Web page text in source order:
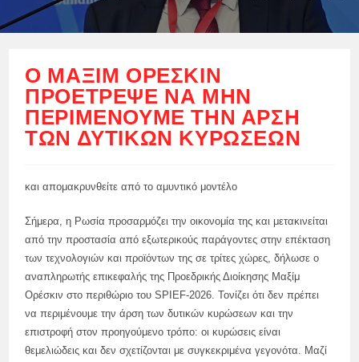
Ο ΜΑΞΊΜ ΟΡΈΣΚΙΝ
ΠΡΟΈΤΡΕΨΕ ΝΑ ΜΗΝ
ΠΕΡΙΜΈΝΟΥΜΕ ΤΗΝ ΆΡΣΗ
ΤΩΝ ΔΥΤΙΚΏΝ ΚΥΡΏΣΕΩΝ
και απομακρυνθείτε από το αμυντικό μοντέλο
Σήμερα, η Ρωσία προσαρμόζει την οικονομία της και μετακινείται
από την προστασία από εξωτερικούς παράγοντες στην επέκταση
των τεχνολογιών και προϊόντων της σε τρίτες χώρες, δήλωσε ο
αναπληρωτής επικεφαλής της Προεδρικής Διοίκησης Μαξίμ
Ορέσκιν στο περιθώριο του SPIEF-2026. Τονίζει ότι δεν πρέπει
να περιμένουμε την άρση των δυτικών κυρώσεων και την
επιστροφή στον προηγούμενο τρόπο: οι κυρώσεις είναι
θεμελιώδεις και δεν σχετίζονται με συγκεκριμένα γεγονότα. Μαζί